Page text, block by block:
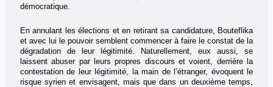
démocratique.
En annulant les élections et en retirant sa candidature, Bouteflika
et avec lui le pouvoir semblent commencer à faire le constat de la
dégradation de leur légitimité. Naturellement, eux aussi, se
laissent abuser par leurs propres discours et voient, derrière la
contestation de leur légitimité, la main de l’étranger, évoquent le
risque syrien et envisagent, mais que dans un deuxième temps,